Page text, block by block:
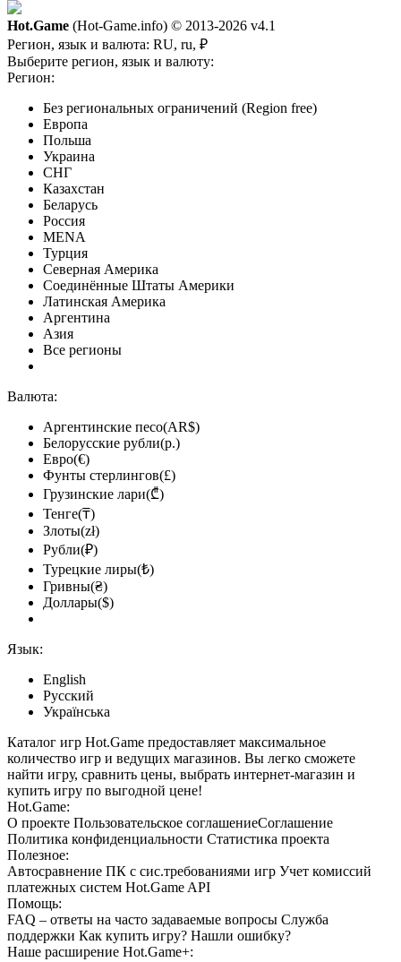
Hot.Game (Hot-Game.info) © 2013-2026 v4.1
Регион, язык и валюта: RU, ru, ₽
Выберите регион, язык и валюту:
Регион:
Без региональных ограничений (Region free)
Европа
Польша
Украина
СНГ
Казахстан
Беларусь
Россия
MENA
Турция
Северная Америка
Соединённые Штаты Америки
Латинская Америка
Аргентина
Азия
Все регионы
Валюта:
Аргентинские песо(AR$)
Белорусские рубли(р.)
Евро(€)
Фунты стерлингов(£)
Грузинские лари(₾)
Тенге(₸)
Злоты(zł)
Рубли(₽)
Турецкие лиры(₺)
Гривны(₴)
Доллары($)
Язык:
English
Русский
Українська
Каталог игр Hot.Game предоставляет максимальное
количество игр и ведущих магазинов. Вы легко сможете
найти игру, сравнить цены, выбрать интернет-магазин и
купить игру по выгодной цене!
Hot.Game:
О проекте Пользовательское соглашениеСоглашение
Политика конфиденциальности Статистика проекта
Полезное:
Автосравнение ПК с сис.требованиями игр Учет комиссий
платежных систем Hot.Game API
Помощь:
FAQ – ответы на часто задаваемые вопросы Служба
поддержки Как купить игру? Нашли ошибку?
Наше расширение Hot.Game+: